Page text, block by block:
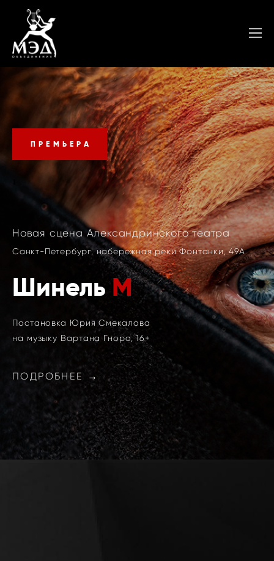
ПРЕМЬЕРА
Новая сцена Александринского театра
Санкт-Петербург, набережная реки Фонтанки, 49А
ШинельМ
Постановка Юрия Смекалова
на музыку Вартана Гноро, 16+
ПОДРОБНЕЕ →